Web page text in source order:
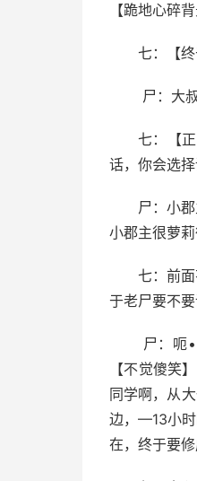
【跪地心碎
七：【
尸：大
七：【
话，你会选
尸：小
小郡主很萝
七：前
于老尸要不
尸：呃
【不觉傻笑
同学啊，从
边，—13小时
在，终于要